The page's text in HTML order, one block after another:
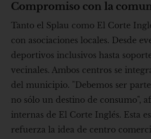
Compromiso con la
Tanto el Splau como El Corte
con asociaciones locales. Desde
deportivos inclusivos hasta
vecinales. Ambos centros se
del municipio. "Debemos ser
no sólo un destino de consumo",
internas de El Corte Inglés. Esta
refuerza la idea de centro